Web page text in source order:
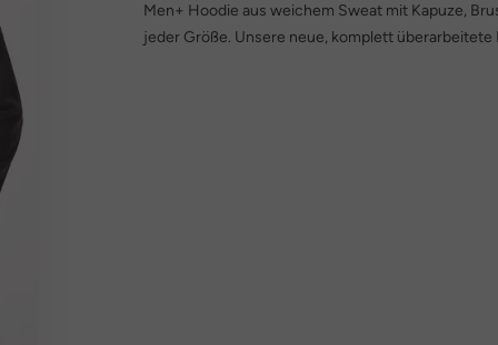
Men+ Hoodie aus weichem Sweat mit Kapuze,
jeder Größe. Unsere neue, komplett